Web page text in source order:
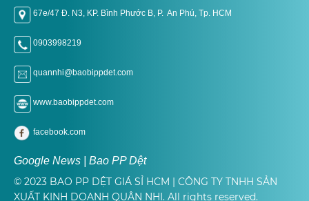
67e/47 Đ. N3, KP. Bình Phước B, P. An Phú, Tp. HCM
0903998219
quannhi@baobippdet.com
www.baobippdet.com
facebook.com
Google News | Bao PP Dệt
© 2023 BAO PP DỆT GIÁ SỈ HCM | CÔNG TY TNHH SẢN
XUẤT KINH DOANH QUÂN NHI. All rights reserved.